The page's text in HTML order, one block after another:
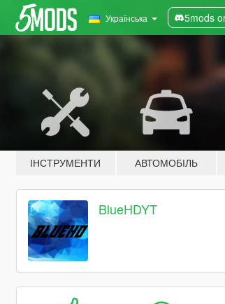
Українська 5mods
ІНСТРУМЕНТИ АВТОМОБІЛЬ
BlueHDYT